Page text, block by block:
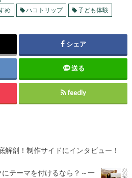
め ハコトリップ 子ども体験
シェア
送る
feedly
解剖！制作サイドにインタビュー！
テーマを付けるなら？～一